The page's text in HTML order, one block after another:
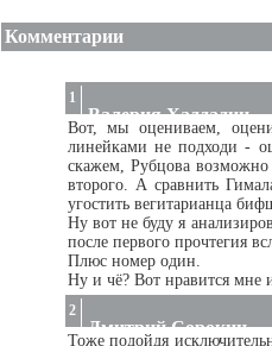
Комментарии
1
Валерия Хаддадин
Вот, мы оцениваем,
линейками не подходи -
скажем, Рубцова
второго. А сравнить
угостить вегитарианца
Ну вот не буду я
после первого прочтегия
Плюс номер один.
Ну и чё? Вот нравится мне
2
Дмитрий Сорокин
Тоже подойдя